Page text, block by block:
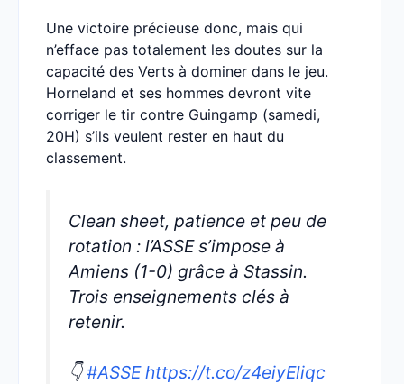
Une victoire précieuse donc, mais qui
n’efface pas totalement les doutes sur la
capacité des Verts à dominer dans le jeu.
Horneland et ses hommes devront vite
corriger le tir contre Guingamp (samedi,
20H) s’ils veulent rester en haut du
classement.
Clean sheet, patience et peu de
rotation : l’ASSE s’impose à
Amiens (1-0) grâce à Stassin.
Trois enseignements clés à
retenir.
👇#ASSE https://t.co/z4eiyEliqc